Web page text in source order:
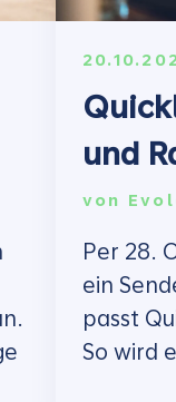
und
von
Per 28.
ein
passt
So wird